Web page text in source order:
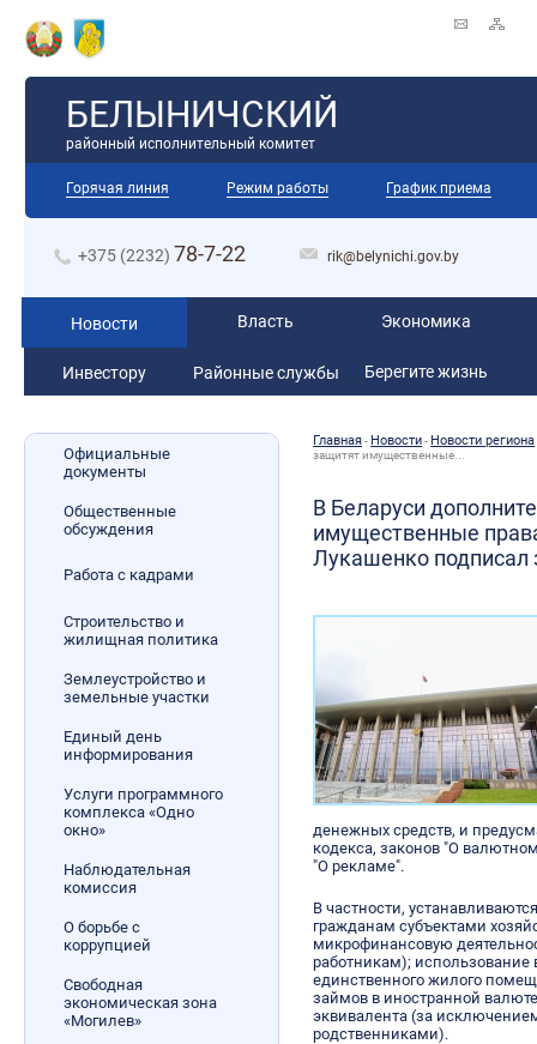
БЕЛЫНИЧСКИЙ
районный исполнительный комитет
Горячая линия Режим работы График приема
+375 (2232) 78-7-22 rik@belynichi.gov.by
Новости Власть Экономика
Инвестору Районные службы Берегите жизнь
Официальные
документы
Общественные
обсуждения
Работа с кадрами
Строительство и
жилищная политика
Землеустройство и
земельные участки
Единый день
информирования
Услуги программного
комплекса «Одно
окно»
Наблюдательная
комиссия
О борьбе с
коррупцией
Свободная
экономическая зона
«Могилев»
Главная- Новости- Новости региона
защитят имущественные...
В Беларуси
имущественные
Лукашенко подписал
денежных средств, и
кодекса, законов "О
"О рекламе".
В частности,
гражданам субъектами
микрофинансовую
работникам); использование
единственного жилого
займов в иностранной
эквивалента (за
родственниками).